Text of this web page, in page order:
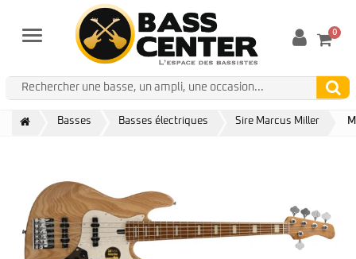
Menu 0
Basses Basses électriques Sire Marcus Miller